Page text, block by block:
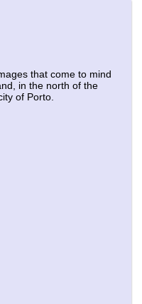
that come to mind
in the north of the
of Porto.